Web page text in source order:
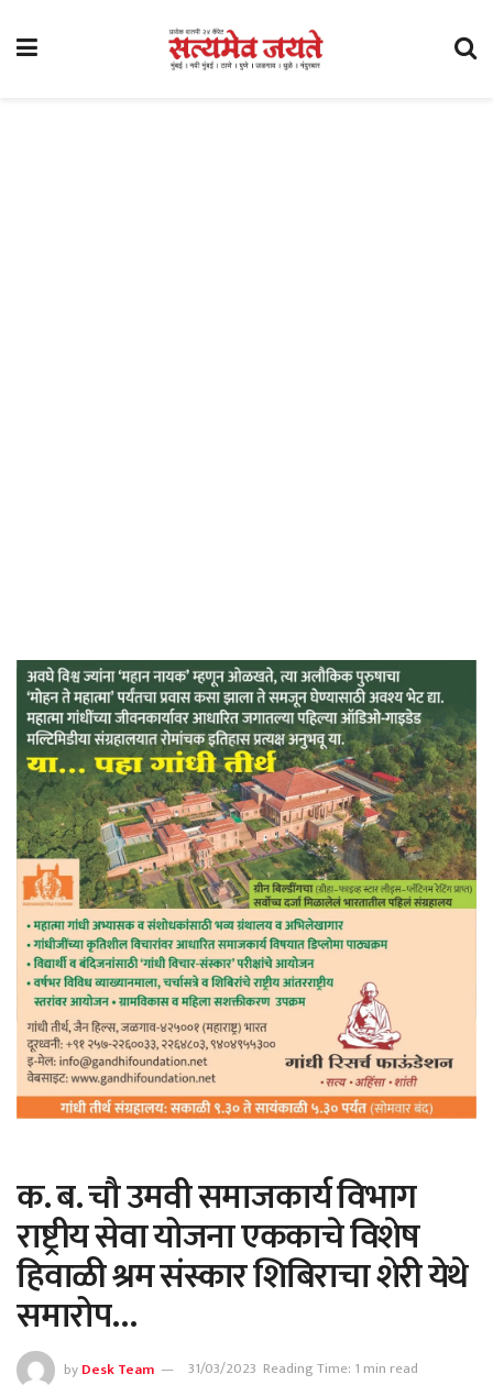
क. ब. चौ उमवी समाजकार्य विभाग
राष्ट्रीय सेवा योजना एककाचे विशेष
हिवाळी श्रम संस्कार शिबिराचा शेरी येथे
समारोप…
byDesk Team 31/03/2023 Reading Time: 1 min read